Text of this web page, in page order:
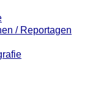
/ Reportagen